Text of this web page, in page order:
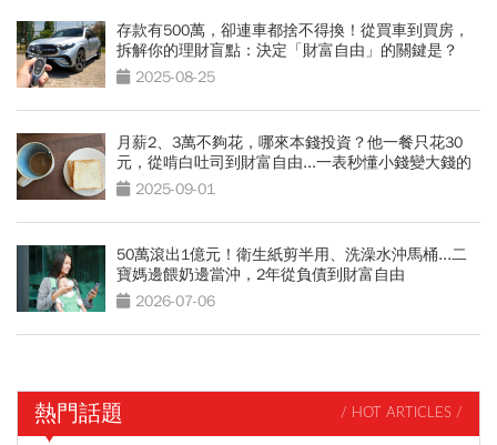
存款有500萬，卻連車都捨不得換！從買車到買房，
拆解你的理財盲點：決定「財富自由」的關鍵是？
2025-08-25
月薪2、3萬不夠花，哪來本錢投資？他一餐只花30
元，從啃白吐司到財富自由...一表秒懂小錢變大錢的
關鍵2025-09-01
50萬滾出1億元！衛生紙剪半用、洗澡水沖馬桶...二
寶媽邊餵奶邊當沖，2年從負債到財富自由
2026-07-06
熱門話題 / HOT ARTICLES /